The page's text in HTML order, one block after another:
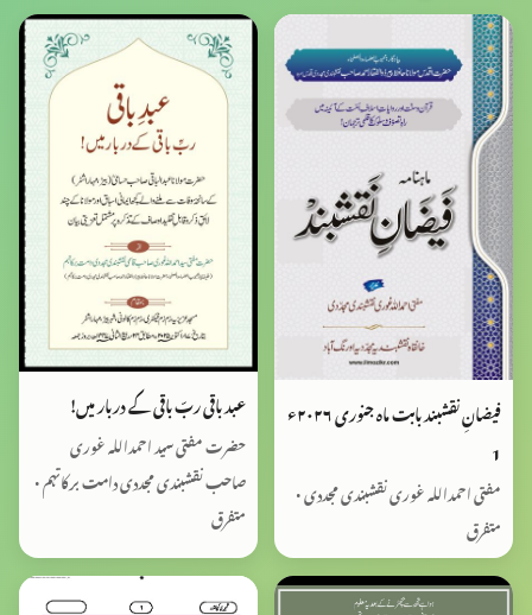
فیضانِ نقشبند بابت ماہ جنوری ٢٠٢٦ء
1
مفتی احمداللہ غوری نقشبندی مجددی •
متفرق
عبد باقی ربّ باقی کے دربار میں!
حضرت مفتی سید احمداللہ غوری
صاحب نقشبندی مجددی دامت برکاتہم •
متفرق